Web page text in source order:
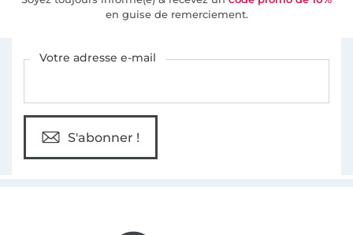
en guise de remerciement.
Votre adresse e-mail
S'abonner !